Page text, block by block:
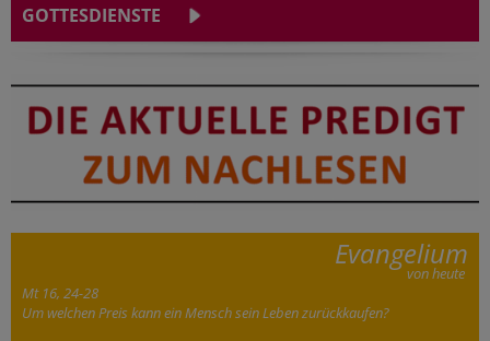
GOTTESDIENSTE
Evangelium
von heute
Mt 16, 24-28
Um welchen Preis kann ein Mensch sein Leben zurückkaufen?